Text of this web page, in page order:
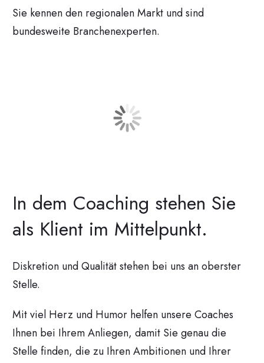
Sie kennen den regionalen Markt und sind
bundesweite Branchenexperten.
In dem Coaching stehen Sie
als Klient im Mittelpunkt.
Diskretion und Qualität stehen bei uns an oberster
Stelle.
Mit viel Herz und Humor helfen unsere Coaches
Ihnen bei Ihrem Anliegen, damit Sie genau die
Stelle finden, die zu Ihren Ambitionen und Ihrer